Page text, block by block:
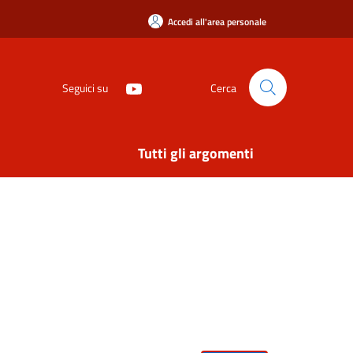
Accedi all'area personale
Seguici su Cerca
Tutti gli argomenti